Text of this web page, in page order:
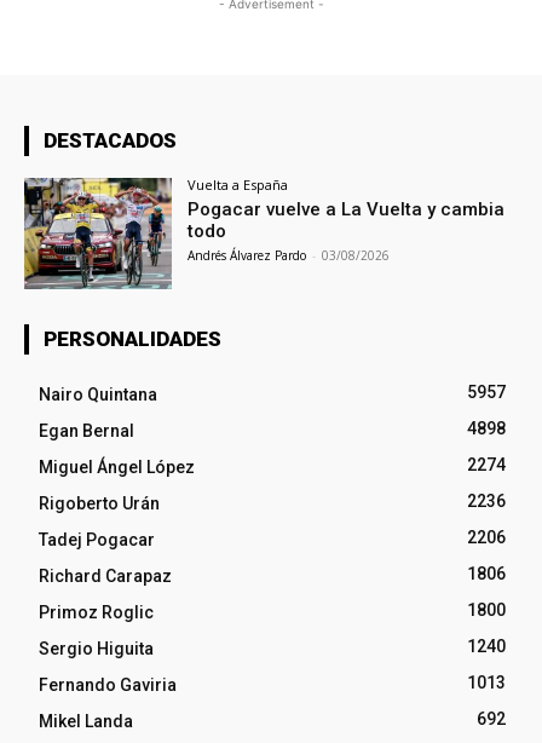
- Advertisement -
DESTACADOS
Vuelta a España
Pogacar vuelve a La Vuelta y cambia
todo
Andrés Álvarez Pardo - 03/08/2026
PERSONALIDADES
Nairo Quintana
5957
Egan Bernal
4898
Miguel Ángel López
2274
Rigoberto Urán
2236
Tadej Pogacar
2206
Richard Carapaz
1806
Primoz Roglic
1800
Sergio Higuita
1240
Fernando Gaviria
1013
Mikel Landa
692